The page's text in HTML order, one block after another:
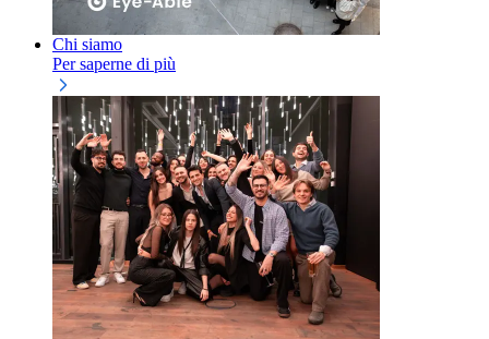
Chi siamo
Per saperne di più